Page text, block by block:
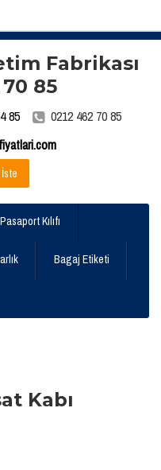
85
0212 462 70 85
Pasaport Kılıfı
Bagaj Etiketi
Kabı